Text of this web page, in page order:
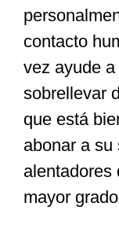
contacto
vez ayude
sobrellevar
que está
abonar a su
alentadores
mayor